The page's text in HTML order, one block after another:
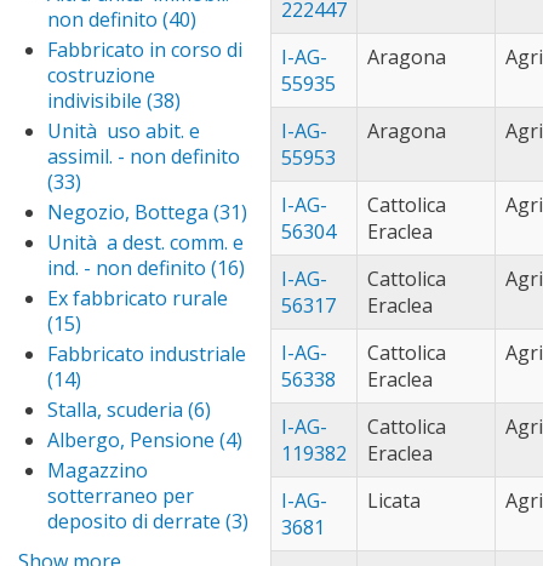
erice (27)Apply
erice
furnari (93)
filter
gela
filter
licata (109)
Apply
licata
mazara del
vallo (68)
Apply
del
vallo
messina (69)
misilmeri (63)
misterbianco
(30)Apply
filter
monreale
(130)
monreale
filter
sant'anastasia
(230)
naro (59)
Apply
naro
filter
noto
palermo
Locale di
deposito
filter
non definito (40)
Altra
- non
definito
filter
Fabbricato in corso di
costruzione
indivisibile (38)
Fabbricato
in corso di
costruzione
indivisibile
filter
Unità uso abit. e
assimil. - non definito
(33)
abit. e assimil. - non
definito filter
Negozio, Bottega (31) Apply
Negozio,
Bottega
filter
Unità a dest. comm. e
ind. - non definito (16) Apply
Unità
a dest.
comm.
e ind. -
definito
filter
Ex fabbricato rurale
(15)
rurale filter
Fabbricato industriale
(14)
industriale filter
Stalla, scuderia (6)
Stalla,
scuderia
Albergo, Pensione (4) Apply
Albergo,
Pensione
filter
Magazzino
sotterraneo per
deposito di derrate (3) Apply
Magazzino
222447
I-AG-
55935
Aragona
I-AG-
55953
Aragona
I-AG-
56304
Cattolica
Eraclea
I-AG-
56317
Cattolica
Eraclea
I-AG-
56338
Cattolica
Eraclea
I-AG-
119382
Cattolica
Eraclea
I-AG-
3681
Licata